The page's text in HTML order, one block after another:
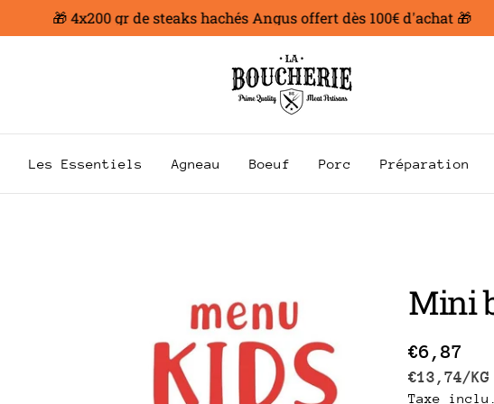
🎁 4x200 gr de steaks hachés Angus offert dès 100€ d'achat 🎁
Les Essentiels Agneau Boeuf Porc Préparation
Mini
Prix
​​
€6,87
PRIX
€13,74/KG
Taxe inclu.